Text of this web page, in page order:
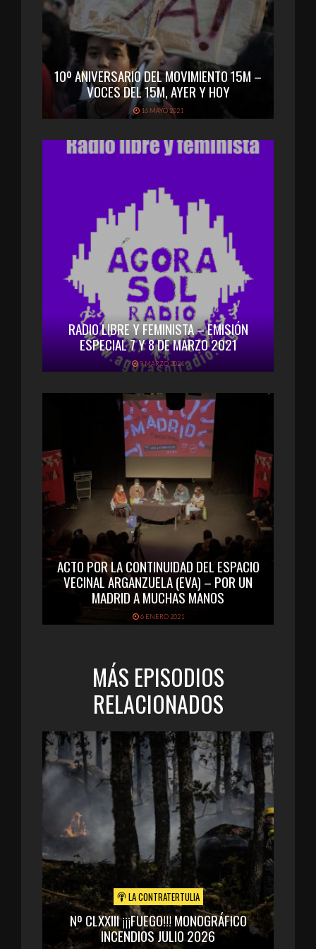
10º ANIVERSARIO DEL MOVIMIENTO 15M –
VOCES DEL 15M, AYER Y HOY
16 MAYO 2021
RADIO LIBRE Y FEMINISTA – EMISIÓN
ESPECIAL 7 Y 8 DE MARZO 2021
9 MARZO 2021
ACTO POR LA CONTINUIDAD DEL ESPACIO
VECINAL ARGANZUELA (EVA) – POR UN
MADRID A MUCHAS MANOS
6 ENERO 2021
MÁS EPISODIOS
RELACIONADOS
LA CONTRATERTULIA
Nº CLXXIII ¡¡¡FUEGO!!! MONOGRÁFICO
INCENDIOS JULIO 2026